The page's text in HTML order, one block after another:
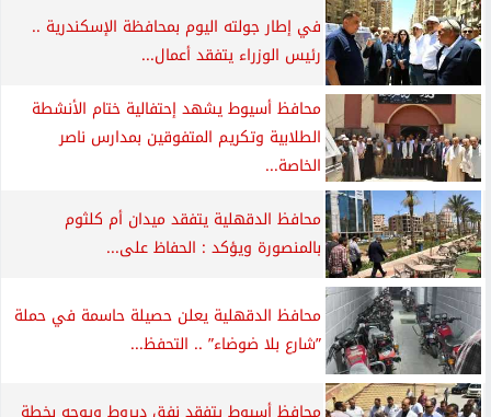
في إطار جولته اليوم بمحافظة الإسكندرية ..
رئيس الوزراء يتفقد أعمال...
محافظ أسيوط يشهد إحتفالية ختام الأنشطة
الطلابية وتكريم المتفوقين بمدارس ناصر
الخاصة...
محافظ الدقهلية يتفقد ميدان أم كلثوم
بالمنصورة ويؤكد : الحفاظ على...
محافظ الدقهلية يعلن حصيلة حاسمة في حملة
”شارع بلا ضوضاء” .. التحفظ...